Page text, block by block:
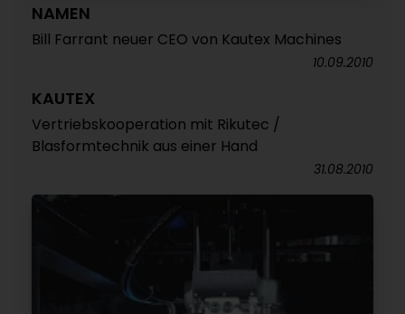
NAMEN
Bill Farrant neuer CEO von Kautex Machines
10.09.2010
KAUTEX
Vertriebskooperation mit Rikutec /
Blasformtechnik aus einer Hand
31.08.2010